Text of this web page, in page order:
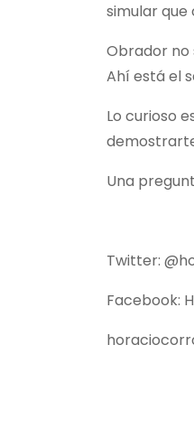
simular que
Obrador no
Ahí está el
Lo curioso
Una
Twitter:
Facebook: